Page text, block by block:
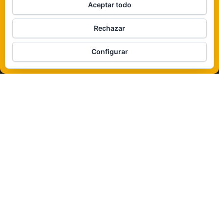
De ninguna manera
Veámos que hay aquí
Política de cookies
Funciona gracias aWordPress |Tema:Envo Magazine
Aceptar todo
Rechazar
Configurar